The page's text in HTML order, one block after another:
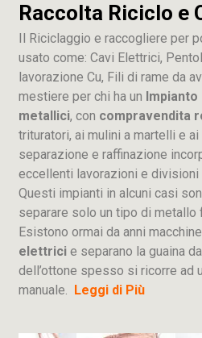
Raccolta Riciclo e
Il Riciclaggio e raccogliere per
usato come: Cavi Elettrici,
lavorazione Cu, Fili di rame da
mestiere per chi ha un
metallici, con compravendita
trituratori, ai mulini a martelli e
separazione e raffinazione
eccellenti lavorazioni e
Questi impianti in alcuni casi
separare solo un tipo di metallo
Esistono ormai da anni
elettrici e separano la guaina
dell’ottone spesso si ricorre ad
manuale. Leggi di Più